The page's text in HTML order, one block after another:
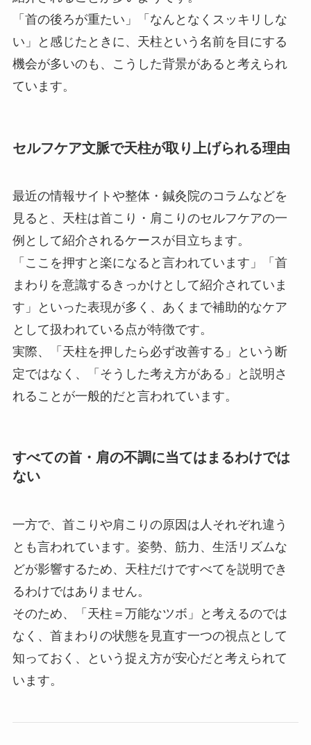
「首の後ろが重たい」「なんとなくスッキリしな
い」と感じたときに、天柱という名前を目にする
機会が多いのも、こうした背景があると考えられ
ています。
セルフケア文脈で天柱が取り上げられる理由
最近の情報サイトや整体・鍼灸院のコラムなどを
見ると、天柱は首こり・肩こりのセルフケアの一
例として紹介されるケースが目立ちます。
「ここを押すと楽になると言われています」「首
まわりを意識するきっかけとして紹介されていま
す」といった表現が多く、あくまで補助的なケア
として扱われている点が特徴です。
実際、「天柱を押したら必ず改善する」という断
定ではなく、「そうした考え方がある」と説明さ
れることが一般的だと言われています。
すべての首・肩の不調に当てはまるわけでは
ない
一方で、首こりや肩こりの原因は人それぞれ違う
とも言われています。姿勢、筋力、生活リズムな
どが影響するため、天柱だけですべてを説明でき
るわけではありません。
そのため、「天柱＝万能なツボ」と考えるのでは
なく、首まわりの状態を見直す一つの視点として
知っておく、という捉え方が安心だと考えられて
います。